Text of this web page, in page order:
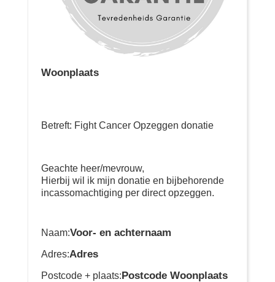
Woonplaats
Betreft: Fight Cancer Opzeggen donatie
Geachte heer/mevrouw,
Hierbij wil ik mijn donatie en bijbehorende
incassomachtiging per direct opzeggen.
Naam:Voor- en achternaam
Adres:Adres
Postcode + plaats:Postcode Woonplaats